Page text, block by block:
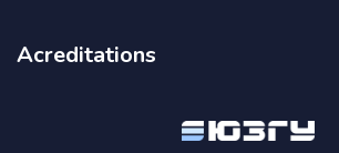
Acreditations